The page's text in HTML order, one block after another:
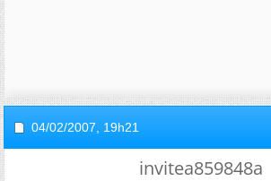
04/02/2007, 19h21
invitea859848a